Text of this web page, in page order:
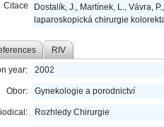
Citace
Dostalík, J., Martínek, L., Vávra,
laparoskopická chirurgie
RIV
year: 2002
Obor: Gynekologie a porodnictví
Rozhledy Chirurgie